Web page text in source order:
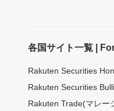
各国サイト一覧 |
Rakuten Securities
Rakuten Securities
Rakuten Trade(マレー